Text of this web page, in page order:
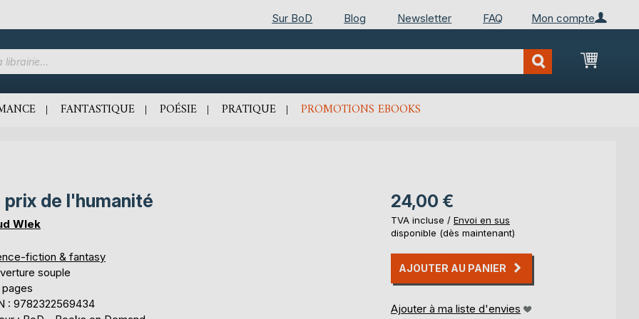
Mon compte
Sur BoD Blog Newsletter FAQ
Mon
FANTASTIQUE POÉSIE PRATIQUE PROMOTIONS EBOOKS
prix de l'humanité
Wlek
fiction & fantasy
souple
: 9782322569434
24,00 €
TVA incluse / Envoi en sus
disponible (dès maintenant)
AJOUTER AU PANIER
Ajouter à ma liste d'envies